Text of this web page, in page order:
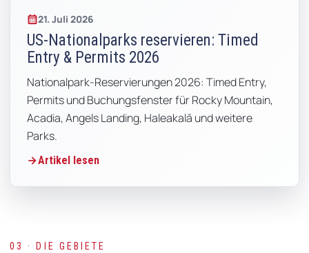
21. Juli 2026
US-Nationalparks reservieren: Timed
Entry & Permits 2026
Nationalpark-Reservierungen 2026: Timed Entry,
Permits und Buchungsfenster für Rocky Mountain,
Acadia, Angels Landing, Haleakalā und weitere
Parks.
Artikel lesen
03 · DIE GEBIETE